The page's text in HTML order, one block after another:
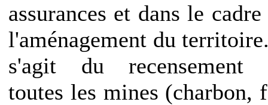
assurances et dans le cadre
l'aménagement du
s'agit du recensement
toutes les mines (charbon,